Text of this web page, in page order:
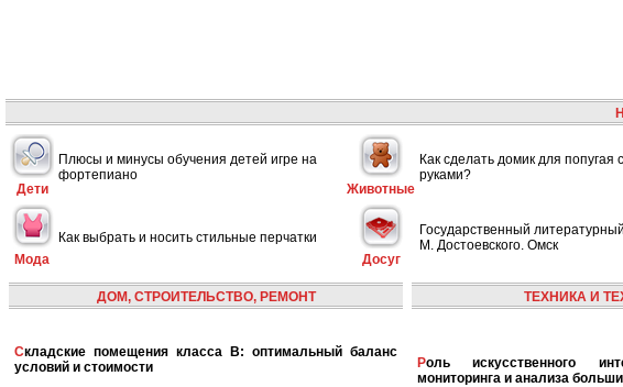
Дети
Плюсы и минусы обучения детей игре на
фортепиано
Животные
Как сделать домик для попугая
руками?
Мода
Как выбрать и носить стильные перчатки
Досуг
Государственный
М. Достоевского. Омск
ДОМ, СТРОИТЕЛЬСТВО, РЕМОНТ
Складские помещения класса B: оптимальный баланс
условий и стоимости
ТЕХНИКА И
Роль искусственного интеллекта в улучшении
мониторинга и анализа